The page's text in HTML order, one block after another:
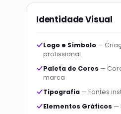
Identidade Visual
Logo e Símbolo —
profissional
Paleta de Cores —
marca
Tipografia — Fontes
Elementos Gráficos —